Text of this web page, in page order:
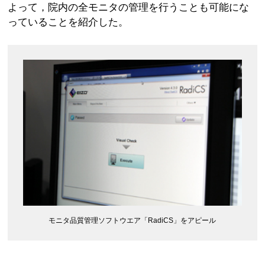
よって，院内の全モニタの管理を行うことも可能にな
っていることを紹介した。
モニタ品質管理ソフトウエア「RadiCS」をアピール